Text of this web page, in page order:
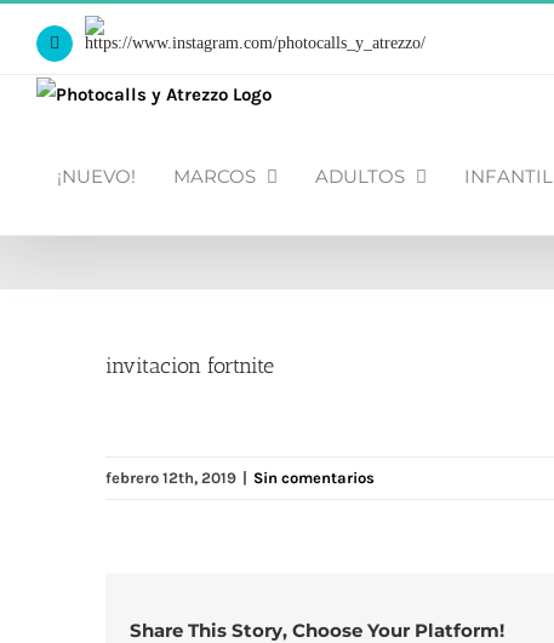
contenido
Facebook
Https://www.instagram.com/photocalls_y_atrezzo/
¡NUEVO! MARCOS ADULTOS INFANTIL
invitacion fortnite
febrero 12th, 2019 | Sin comentarios
Share This Story, Choose Your Platform!